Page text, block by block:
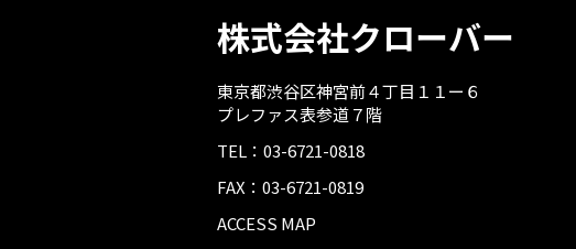
株式会社クローバー
東京都渋谷区神宮前４丁目１１ー６
プレファス表参道７階
TEL：03-6721-0818
FAX：03-6721-0819
ACCESS MAP